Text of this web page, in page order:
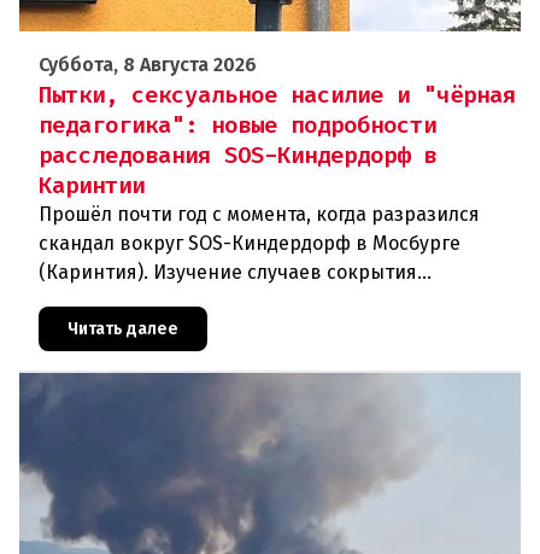
Суббота, 8 Августа 2026
Пытки, сексуальное насилие и "чёрная
педагогика": новые подробности
расследования SOS-Киндердорф в
Каринтии
Прошёл почти год с момента, когда разразился
скандал вокруг SOS-Киндердорф в Мосбурге
(Каринтия). Изучение случаев сокрытия
масштабное расследование, которое продо
Читать далее